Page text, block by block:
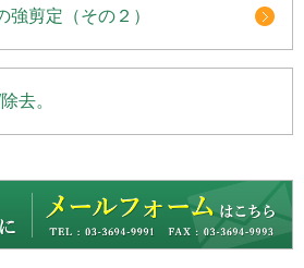
強剪定（その２）
去。